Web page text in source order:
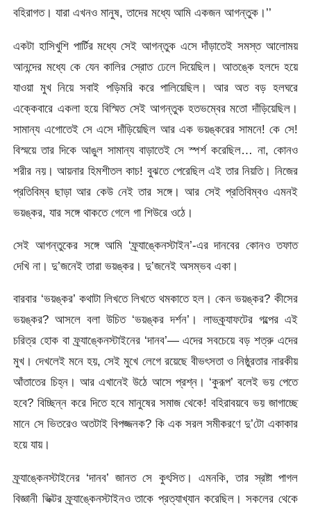
বহিরাগত। যারা এখনও মানুষ, তাদের মধ্যে আমি একজন আগন্তুক।’’
একটা হাসিখুশি পার্টির মধ্যে সেই আগন্তুক এসে দাঁড়াতেই সমস্ত আলোময়
আনন্দের মধ্যে কে যেন কালির স্রোত ঢেলে দিয়েছিল। আতঙ্কে হলদে হয়ে
যাওয়া মুখ নিয়ে সবাই পড়িমরি করে পালিয়েছিল। আর অত বড় হলঘরে
এক্কেবারে একলা হয়ে বিস্মিত সেই আগন্তুক হতভম্বের মতো দাঁড়িয়েছিল।
সামান্য এগোতেই সে এসে দাঁড়িয়েছিল আর এক ভয়ঙ্করের সামনে! কে সে!
বিস্ময়ে তার দিকে আঙুল সামান্য বাড়াতেই সে স্পর্শ করেছিল… না, কোনও
শরীর নয়। আয়নার হিমশীতল কাচ! বুঝতে পেরেছিল এই তার নিয়তি। নিজের
প্রতিবিম্ব ছাড়া আর কেউ নেই তার সঙ্গে। আর সেই প্রতিবিম্বও এমনই
ভয়ঙ্কর, যার সঙ্গে থাকতে গেলে গা শিউরে ওঠে।
সেই আগন্তুকের সঙ্গে আমি ‘ফ্র্যাঙ্কেনস্টাইন’-এর দানবের কোনও তফাত
দেখি না। দু’জনেই তারা ভয়ঙ্কর। দু’জনেই অসম্ভব একা।
বারবার ‘ভয়ঙ্কর’ কথাটা লিখতে লিখতে থমকাতে হল। কেন ভয়ঙ্কর? কীসের
ভয়ঙ্কর? আসলে বলা উচিত ‘ভয়ঙ্কর দর্শন’। লাভক্র্যাফটের গল্পের এই
চরিত্র হোক বা ফ্র্যাঙ্কেনস্টাইনের ‘দানব’— এদের সবচেয়ে বড় শত্রু এদের
মুখ। দেখলেই মনে হয়, সেই মুখে লেগে রয়েছে বীভৎসতা ও নিষ্ঠুরতার নারকীয়
আঁতাতের চিহ্ন। আর এখানেই উঠে আসে প্রশ্ন। ‘কুরূপ’ বলেই ভয় পেতে
হবে? বিচ্ছিন্ন করে দিতে হবে মানুষের সমাজ থেকে! বহিরাবয়বে ভয় জাগাচ্ছে
মানে সে ভিতরেও অতটাই বিপজ্জনক? কি এক সরল সমীকরণে দু’টো একাকার
হয়ে যায়।
ফ্র্যাঙ্কেনস্টাইনের ‘দানব’ জানত সে কুৎসিত। এমনকি, তার স্রষ্টা পাগল
বিজ্ঞানী ভিক্টর ফ্র্যাঙ্কেনস্টাইনও তাকে প্রত্যাখ্যান করেছিল। সকলের থেকে